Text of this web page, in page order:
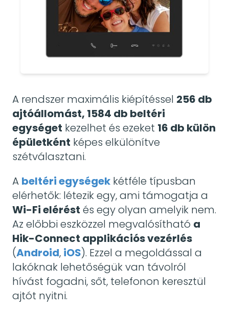
A rendszer maximális kiépítéssel 256 db
ajtóállomást, 1584 db beltéri
egységet kezelhet és ezeket 16 db külön
épületként képes elkülönítve
szétválasztani.
A beltéri egységek kétféle típusban
elérhetők: létezik egy, ami támogatja a
Wi-Fi elérést és egy olyan amelyik nem.
Az előbbi eszközzel megvalósítható a
Hik-Connect applikációs vezérlés
(Android, iOS). Ezzel a megoldással a
lakóknak lehetőségük van távolról
hívást fogadni, sőt, telefonon keresztül
ajtót nyitni.